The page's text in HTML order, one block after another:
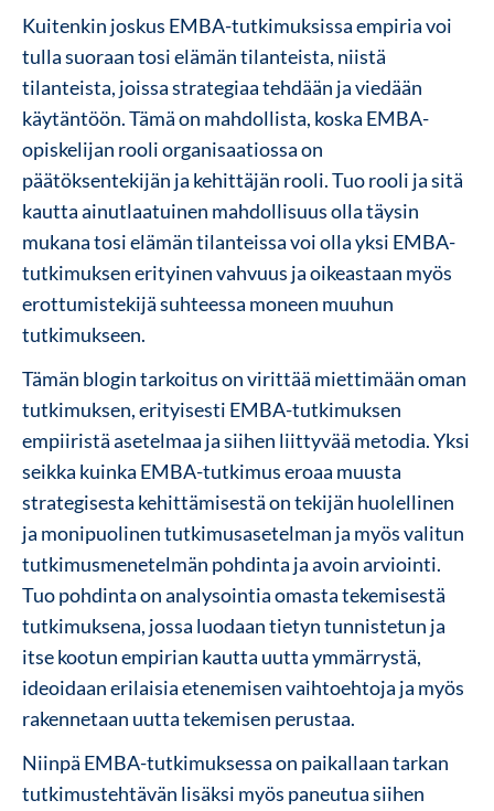
Kuitenkin joskus EMBA-tutkimuksissa empiria voi
tulla suoraan tosi elämän tilanteista, niistä
tilanteista, joissa strategiaa tehdään ja viedään
käytäntöön. Tämä on mahdollista, koska EMBA-
opiskelijan rooli organisaatiossa on
päätöksentekijän ja kehittäjän rooli. Tuo rooli ja sitä
kautta ainutlaatuinen mahdollisuus olla täysin
mukana tosi elämän tilanteissa voi olla yksi EMBA-
tutkimuksen erityinen vahvuus ja oikeastaan myös
erottumistekijä suhteessa moneen muuhun
tutkimukseen.
Tämän blogin tarkoitus on virittää miettimään oman
tutkimuksen, erityisesti EMBA-tutkimuksen
empiiristä asetelmaa ja siihen liittyvää metodia. Yksi
seikka kuinka EMBA-tutkimus eroaa muusta
strategisesta kehittämisestä on tekijän huolellinen
ja monipuolinen tutkimusasetelman ja myös valitun
tutkimusmenetelmän pohdinta ja avoin arviointi.
Tuo pohdinta on analysointia omasta tekemisestä
tutkimuksena, jossa luodaan tietyn tunnistetun ja
itse kootun empirian kautta uutta ymmärrystä,
ideoidaan erilaisia etenemisen vaihtoehtoja ja myös
rakennetaan uutta tekemisen perustaa.
Niinpä EMBA-tutkimuksessa on paikallaan tarkan
tutkimustehtävän lisäksi myös paneutua siihen